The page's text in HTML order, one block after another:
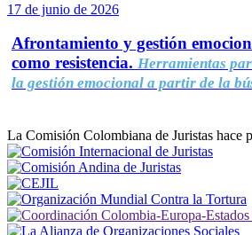
17 de junio de 2026
Afrontamiento y gestión
como resistencia. Herramientas
la gestión emocional a partir de la
La Comisión Colombiana de Juristas hace